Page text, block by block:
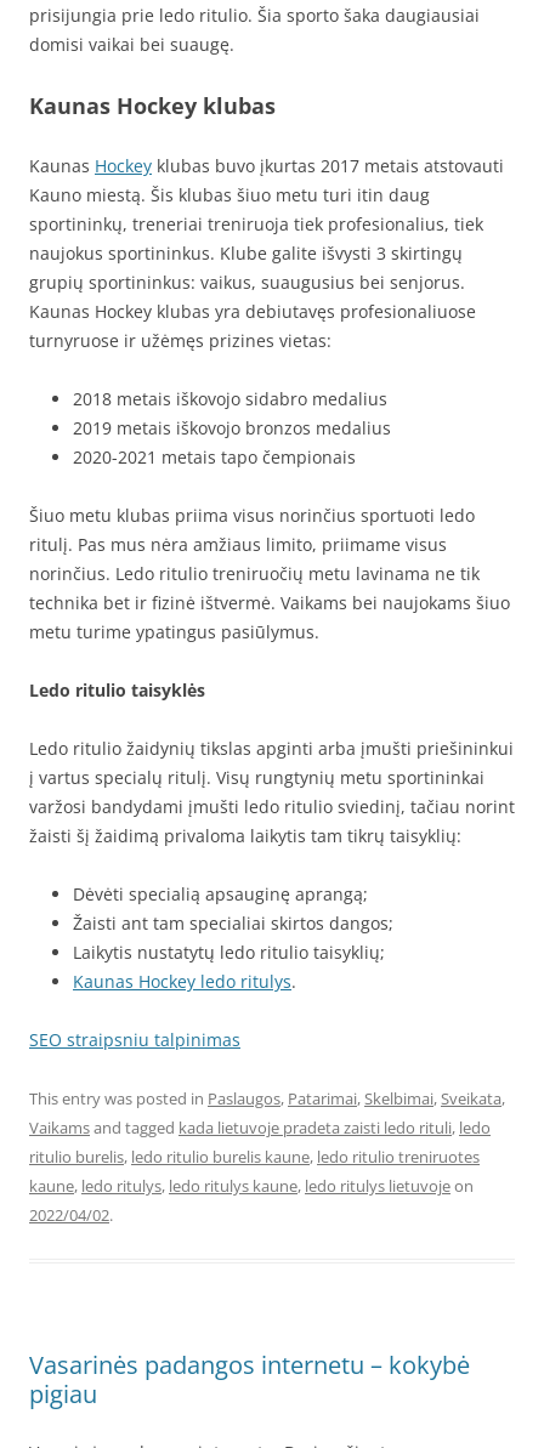
prisijungia prie ledo ritulio. Šia sporto šaka daugiausiai
domisi vaikai bei suaugę.
Kaunas Hockey klubas
Kaunas Hockey klubas buvo įkurtas 2017 metais atstovauti
Kauno miestą. Šis klubas šiuo metu turi itin daug
sportininkų, treneriai treniruoja tiek profesionalius, tiek
naujokus sportininkus. Klube galite išvysti 3 skirtingų
grupių sportininkus: vaikus, suaugusius bei senjorus.
Kaunas Hockey klubas yra debiutavęs profesionaliuose
turnyruose ir užėmęs prizines vietas:
2018 metais iškovojo sidabro medalius
2019 metais iškovojo bronzos medalius
2020-2021 metais tapo čempionais
Šiuo metu klubas priima visus norinčius sportuoti ledo
ritulį. Pas mus nėra amžiaus limito, priimame visus
norinčius. Ledo ritulio treniruočių metu lavinama ne tik
technika bet ir fizinė ištvermė. Vaikams bei naujokams šiuo
metu turime ypatingus pasiūlymus.
Ledo ritulio taisyklės
Ledo ritulio žaidynių tikslas apginti arba įmušti priešininkui
į vartus specialų ritulį. Visų rungtynių metu sportininkai
varžosi bandydami įmušti ledo ritulio sviedinį, tačiau norint
žaisti šį žaidimą privaloma laikytis tam tikrų taisyklių:
Dėvėti specialią apsauginę aprangą;
Žaisti ant tam specialiai skirtos dangos;
Laikytis nustatytų ledo ritulio taisyklių;
Kaunas Hockey ledo ritulys.
SEO straipsniu talpinimas
This entry was posted in Paslaugos, Patarimai,Skelbimai,Sveikata,
Vaikamsand tagged kada lietuvoje pradeta zaisti ledo rituli, ledo
ritulio burelis, ledo ritulio burelis kaune, ledo ritulio treniruotes
kaune, ledo ritulys, ledo ritulys kaune, ledo ritulys lietuvojeon
2022/04/02.
Vasarinės padangos internetu – kokybė
pigiau